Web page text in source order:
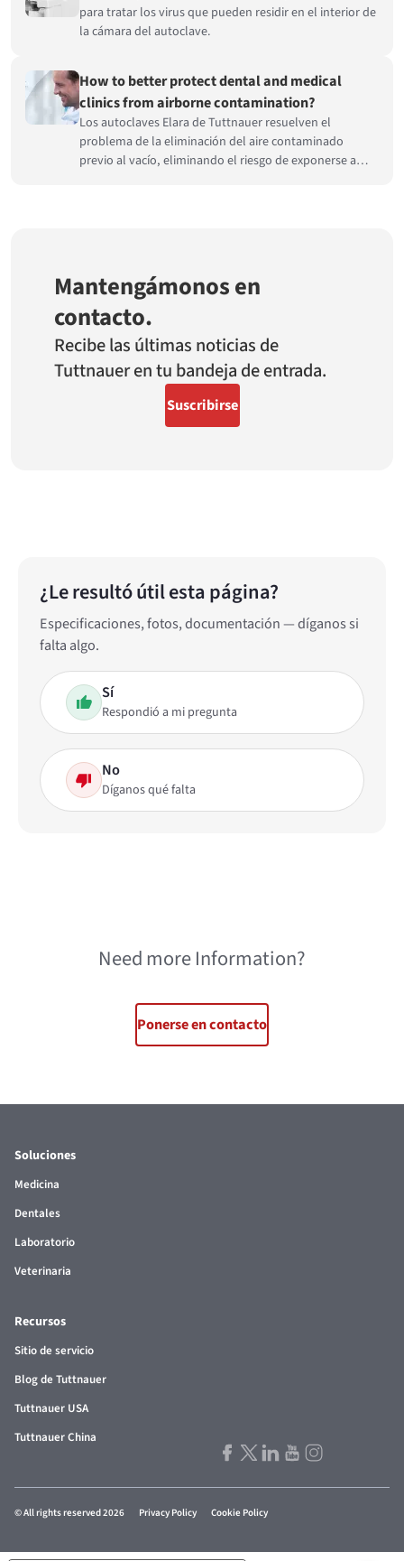
para tratar los virus que pueden residir en el interior de
la cámara del autoclave.
How to better protect dental and medical
clinics from airborne contamination?
Los autoclaves Elara de Tuttnauer resuelven el
problema de la eliminación del aire contaminado
previo al vacío, eliminando el riesgo de exponerse a
Mantengámonos en
contacto.
Recibe las últimas noticias de
Tuttnauer en tu bandeja de entrada.
Suscribirse
¿Le resultó útil esta página?
Especificaciones, fotos, documentación — díganos si
falta algo.
Sí
Respondió a mi pregunta
No
Díganos qué falta
Need more Information?
Ponerse en contacto
Soluciones
Medicina
Dentales
Laboratorio
Veterinaria
Recursos
Sitio de servicio
Blog de Tuttnauer
Tuttnauer USA
Tuttnauer China
© All rights reserved 2026 Privacy Policy Cookie Policy